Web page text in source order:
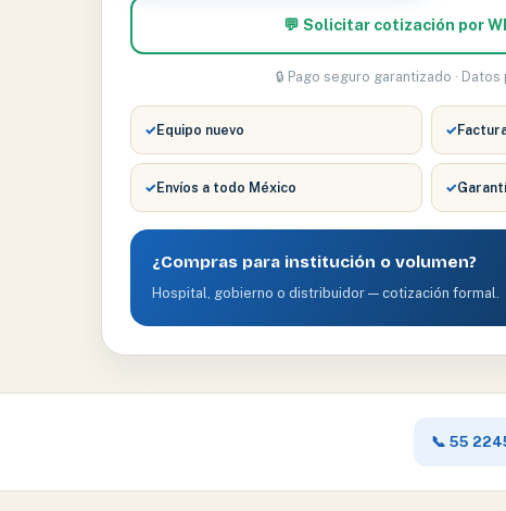
💬 Solicitar cotización por
🔒 Pago seguro garantizado ·
✓Equipo nuevo ✓
✓Envíos a todo México ✓
¿Compras para institución o volumen?
Hospital, gobierno o distribuidor — cotización formal.
📞 55